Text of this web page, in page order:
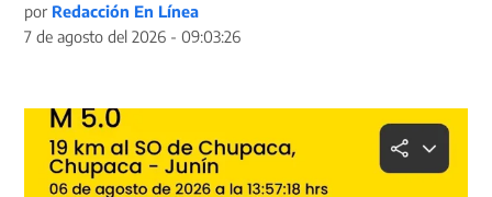
por Redacción En Línea
7 de agosto del 2026 - 09:03:26